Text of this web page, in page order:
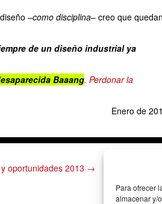
Para ofrecer
almacenar y/
–como disciplina– creo que quedan
de un diseño industrial ya
Baaang. Perdonar la
Enero de
oportunidades 2013 →